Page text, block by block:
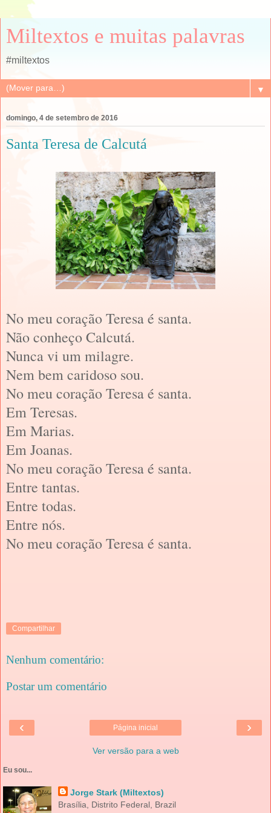
Miltextos e muitas palavras
#miltextos
▼
domingo, 4 de setembro de 2016
Santa Teresa de Calcutá
No meu coração Teresa é santa.
Não conheço Calcutá.
Nunca vi um milagre.
Nem bem caridoso sou.
No meu coração Teresa é santa.
Em Teresas.
Em Marias.
Em Joanas.
No meu coração Teresa é santa.
Entre tantas.
Entre todas.
Entre nós.
No meu coração Teresa é santa.
Compartilhar
Nenhum comentário:
Postar um comentário
‹ ›
Página inicial
Ver versão para a web
Eu sou...
Jorge Stark (Miltextos)
Brasília, Distrito Federal, Brazil